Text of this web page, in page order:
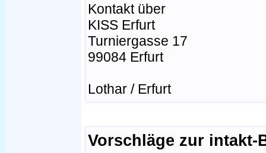
Kontakt über
KISS Erfurt
Turniergasse 17
99084 Erfurt
Lothar / Erfurt
Vorschläge zur intakt-